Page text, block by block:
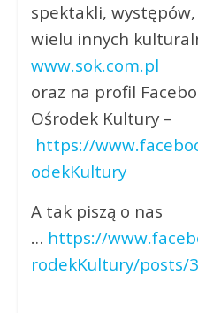
spektakli, występów,
wielu innych
www.sok.com.pl
oraz na profil
Ośrodek Kultury –
https://
odekKultury
A tak piszą o nas
… https://
rodekKultury/posts/